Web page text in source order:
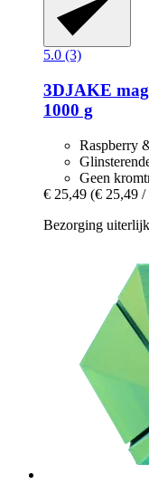
5.0 (3)
3DJAKE
1000 g
Raspberry
Geen
€ 25,49 (€ 25,49 /
Bezorging